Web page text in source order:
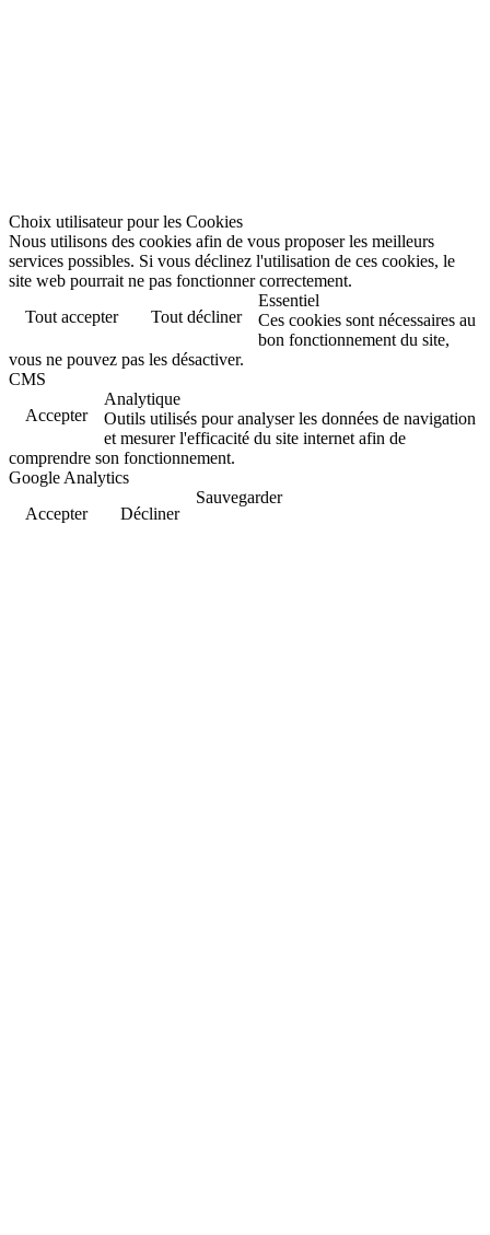
Choix utilisateur pour les Cookies
Nous utilisons des cookies afin de vous proposer les meilleurs
services possibles. Si vous déclinez l'utilisation de ces cookies, le
site web pourrait ne pas fonctionner correctement.
Tout accepter
Tout décliner
Essentiel
Ces cookies sont nécessaires au
bon fonctionnement du site,
vous ne pouvez pas les désactiver.
CMS
Accepter
Analytique
Outils utilisés pour analyser les données de navigation
et mesurer l'efficacité du site internet afin de
comprendre son fonctionnement.
Google Analytics
Accepter
Décliner
Sauvegarder